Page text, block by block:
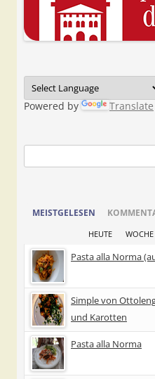
Powered by Translate
nach:
MEISTGELESEN
HEUTE WOCHE
Pasta alla Norma
Simple von
und Karotten
Pasta alla Norma